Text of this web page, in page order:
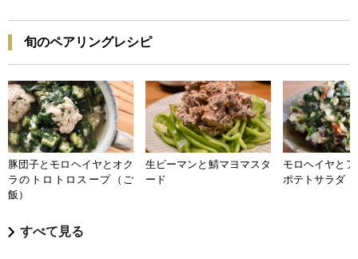
旬のペアリングレシピ
豚団子とモロヘイヤとオク
ラのトロトロスープ（ご
飯）
生ピーマンと鯖マヨマスタ
ード
モロヘイヤと
ポテトサラダ
すべて見る